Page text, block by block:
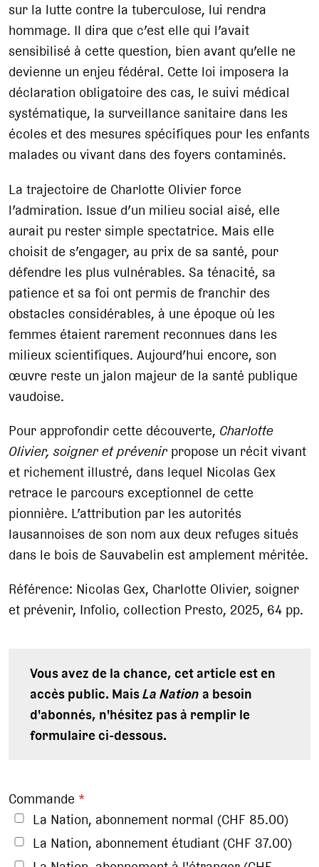
sur la lutte contre la tuberculose, lui rendra
hommage. Il dira que c’est elle qui l’avait
sensibilisé à cette question, bien avant qu’elle ne
devienne un enjeu fédéral. Cette loi imposera la
déclaration obligatoire des cas, le suivi médical
systématique, la surveillance sanitaire dans les
écoles et des mesures spécifiques pour les enfants
malades ou vivant dans des foyers contaminés.
La trajectoire de Charlotte Olivier force
l’admiration. Issue d’un milieu social aisé, elle
aurait pu rester simple spectatrice. Mais elle
choisit de s’engager, au prix de sa santé, pour
défendre les plus vulnérables. Sa ténacité, sa
patience et sa foi ont permis de franchir des
obstacles considérables, à une époque où les
femmes étaient rarement reconnues dans les
milieux scientifiques. Aujourd’hui encore, son
œuvre reste un jalon majeur de la santé publique
vaudoise.
Pour approfondir cette découverte, Charlotte
Olivier, soigner et prévenir propose un récit vivant
et richement illustré, dans lequel Nicolas Gex
retrace le parcours exceptionnel de cette
pionnière. L’attribution par les autorités
lausannoises de son nom aux deux refuges situés
dans le bois de Sauvabelin est amplement méritée.
Référence: Nicolas Gex, Charlotte Olivier, soigner
et prévenir, Infolio, collection Presto, 2025, 64 pp.
Vous avez de la chance, cet article est en
accès public. MaisLa Nationa besoin
d'abonnés, n'hésitez pas à remplir le
formulaire ci-dessous.
Commande *
La Nation, abonnement normal (CHF 85.00)
La Nation, abonnement étudiant (CHF 37.00)